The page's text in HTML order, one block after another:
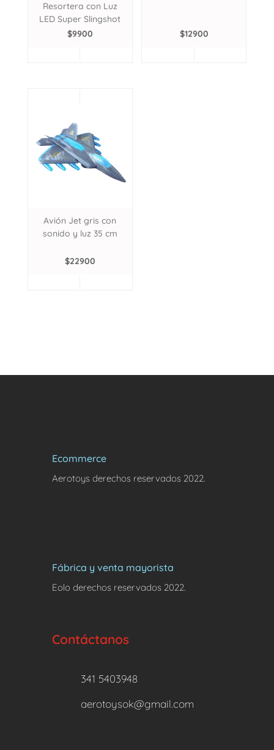
Resortera con Luz
LED Super Slingshot
$9900 $12900
Avión Jet gris con
sonido y luz 35 cm
$22900
Ecommerce
Aerotoys derechos reservados 2022.
Fábrica y venta mayorista
Eolo derechos reservados 2022.
Contáctanos
341 5403948
aerotoysok@gmail.com